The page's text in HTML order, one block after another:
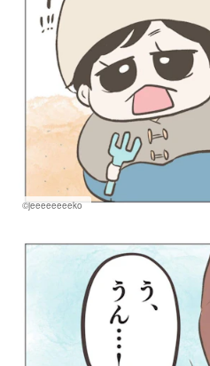
©jeeeeeeeeko